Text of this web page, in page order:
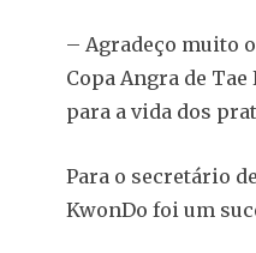
– Agradeço muito
Copa Angra de
para a vida dos
Para o secretário
KwonDo foi um